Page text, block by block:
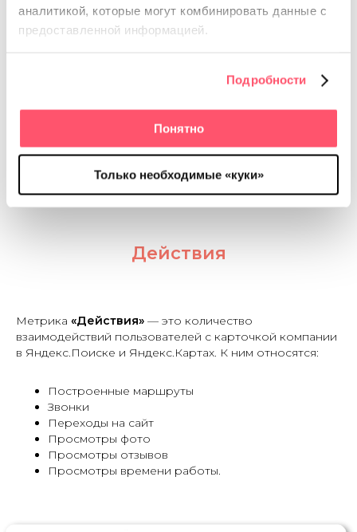
аналитикой, которые могут комбинировать данные с
предоставленной информацией.
Подробности
Понятно
Только необходимые «куки»
карточку.
Категорийные (дискавери) переходы:
пользователь не искал конкретно вашу
компанию, но в процессе поиска перешел в ее
рядом», поисковая система ближайшей выдала
карточку «Кофе хауз» и пользователь перешел в
Действия
Метрика «Действия» — это количество
взаимодействий пользователей с карточкой компании
в Яндекс.Поиске и Яндекс.Картах. К ним относятся:
Построенные маршруты
Звонки
Переходы на сайт
Просмотры фото
Просмотры отзывов
Просмотры времени работы.